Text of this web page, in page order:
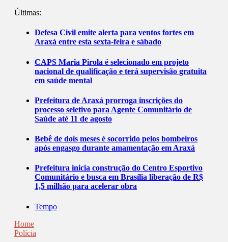
Últimas:
Defesa Civil emite alerta para ventos fortes em
Araxá entre esta sexta-feira e sábado
CAPS Maria Pirola é selecionado em projeto
nacional de qualificação e terá supervisão gratuita
em saúde mental
Prefeitura de Araxá prorroga inscrições do
processo seletivo para Agente Comunitário de
Saúde até 11 de agosto
Bebê de dois meses é socorrido pelos bombeiros
após engasgo durante amamentação em Araxá
Prefeitura inicia construção do Centro Esportivo
Comunitário e busca em Brasília liberação de R$
1,5 milhão para acelerar obra
Tempo
Home
Polícia